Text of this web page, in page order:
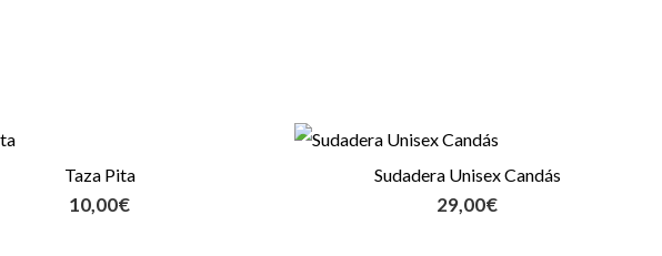
Taza Pita
10,00€
Sudadera Unisex Candás
29,00€